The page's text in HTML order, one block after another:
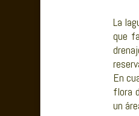
La
que
En
flora
un